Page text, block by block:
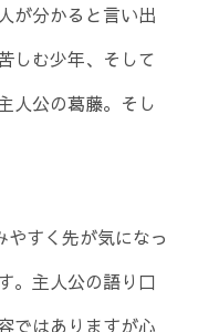
が分かると言い出
しむ少年、そして
人公の葛藤。そし
すく先が気になっ
。主人公の語り口
ではありますが心